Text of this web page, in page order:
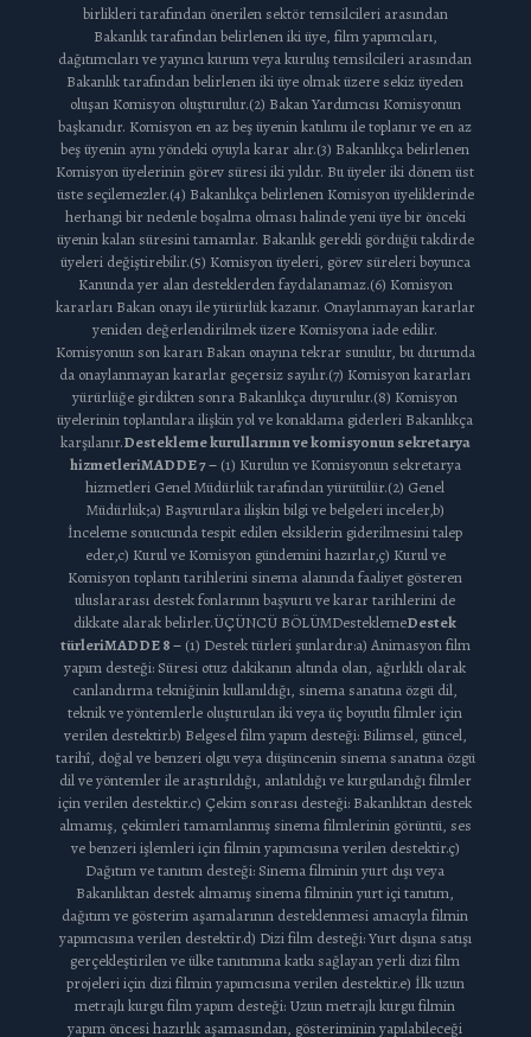
birlikleri tarafından önerilen sektör temsilcileri arasından
Bakanlık tarafından belirlenen iki üye, film yapımcıları,
dağıtımcıları ve yayıncı kurum veya kuruluş temsilcileri arasından
Bakanlık tarafından belirlenen iki üye olmak üzere sekiz üyeden
oluşan Komisyon oluşturulur.(2) Bakan Yardımcısı Komisyonun
başkanıdır. Komisyon en az beş üyenin katılımı ile toplanır ve en az
beş üyenin aynı yöndeki oyuyla karar alır.(3) Bakanlıkça belirlenen
Komisyon üyelerinin görev süresi iki yıldır. Bu üyeler iki dönem üst
üste seçilemezler.(4) Bakanlıkça belirlenen Komisyon üyeliklerinde
herhangi bir nedenle boşalma olması halinde yeni üye bir önceki
üyenin kalan süresini tamamlar. Bakanlık gerekli gördüğü takdirde
üyeleri değiştirebilir.(5) Komisyon üyeleri, görev süreleri boyunca
Kanunda yer alan desteklerden faydalanamaz.(6) Komisyon
kararları Bakan onayı ile yürürlük kazanır. Onaylanmayan kararlar
yeniden değerlendirilmek üzere Komisyona iade edilir.
Komisyonun son kararı Bakan onayına tekrar sunulur, bu durumda
da onaylanmayan kararlar geçersiz sayılır.(7) Komisyon kararları
yürürlüğe girdikten sonra Bakanlıkça duyurulur.(8) Komisyon
üyelerinin toplantılara ilişkin yol ve konaklama giderleri Bakanlıkça
karşılanır.Destekleme kurullarının ve komisyonun sekretarya
hizmetleriMADDE 7 –(1) Kurulun ve Komisyonun sekretarya
hizmetleri Genel Müdürlük tarafından yürütülür.(2) Genel
Müdürlük;a) Başvurulara ilişkin bilgi ve belgeleri inceler,b)
İnceleme sonucunda tespit edilen eksiklerin giderilmesini talep
eder,c) Kurul ve Komisyon gündemini hazırlar,ç) Kurul ve
Komisyon toplantı tarihlerini sinema alanında faaliyet gösteren
uluslararası destek fonlarının başvuru ve karar tarihlerini de
dikkate alarak belirler.ÜÇÜNCÜ BÖLÜMDesteklemeDestek
türleriMADDE 8 –(1) Destek türleri şunlardır:a) Animasyon film
yapım desteği: Süresi otuz dakikanın altında olan, ağırlıklı olarak
canlandırma tekniğinin kullanıldığı, sinema sanatına özgü dil,
teknik ve yöntemlerle oluşturulan iki veya üç boyutlu filmler için
verilen destektir.b) Belgesel film yapım desteği: Bilimsel, güncel,
tarihî, doğal ve benzeri olgu veya düşüncenin sinema sanatına özgü
dil ve yöntemler ile araştırıldığı, anlatıldığı ve kurgulandığı filmler
için verilen destektir.c) Çekim sonrası desteği: Bakanlıktan destek
almamış, çekimleri tamamlanmış sinema filmlerinin görüntü, ses
ve benzeri işlemleri için filmin yapımcısına verilen destektir.ç)
Dağıtım ve tanıtım desteği: Sinema filminin yurt dışı veya
Bakanlıktan destek almamış sinema filminin yurt içi tanıtım,
dağıtım ve gösterim aşamalarının desteklenmesi amacıyla filmin
yapımcısına verilen destektir.d) Dizi film desteği: Yurt dışına satışı
gerçekleştirilen ve ülke tanıtımına katkı sağlayan yerli dizi film
projeleri için dizi filmin yapımcısına verilen destektir.e) İlk uzun
metrajlı kurgu film yapım desteği: Uzun metrajlı kurgu filmin
yapım öncesi hazırlık aşamasından, gösteriminin yapılabileceği